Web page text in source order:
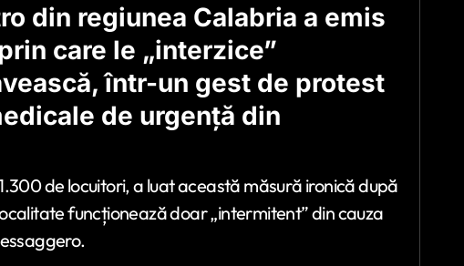
din regiunea Calabria a emis
care le „interzice”
într-un gest de protest
de urgență din
de locuitori, a luat această măsură ironică după
funcționează doar „intermitent” din cauza